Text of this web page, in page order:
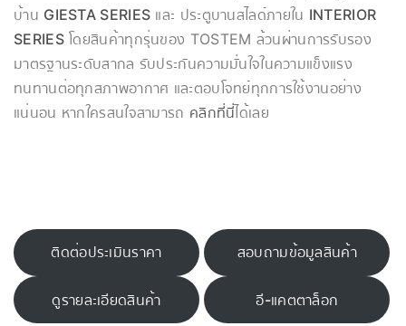
บ้าน GIESTA SERIES และ ประตูบานสไลด์ภายใน INTERIOR
SERIESโดยสินค้าทุกรุ่นของ TOSTEM ล้วนผ่านการรับรอง
มาตรฐานระดับสากล รับประกันความมั่นใจในความแข็งแรง
ทนทานต่อทุกสภาพอากาศ และตอบโจทย์ทุกการใช้งานอย่าง
แน่นอน หากใครสนใจสามารถ คลิกที่นี่ได้เลย
ติดต่อประเมินราคา สอบถามข้อมูลสินค้า
ดูรายละเอียดสินค้า อี-แคตตาล็อก